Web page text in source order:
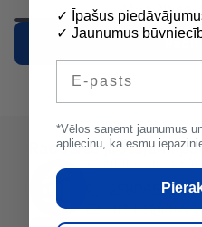
Rāda 20
Radušies jautājumi
25806530
✓ Īpašus
✓ Jaunumus
*Vēlos saņemt jaunumus
apliecinu, ka esmu